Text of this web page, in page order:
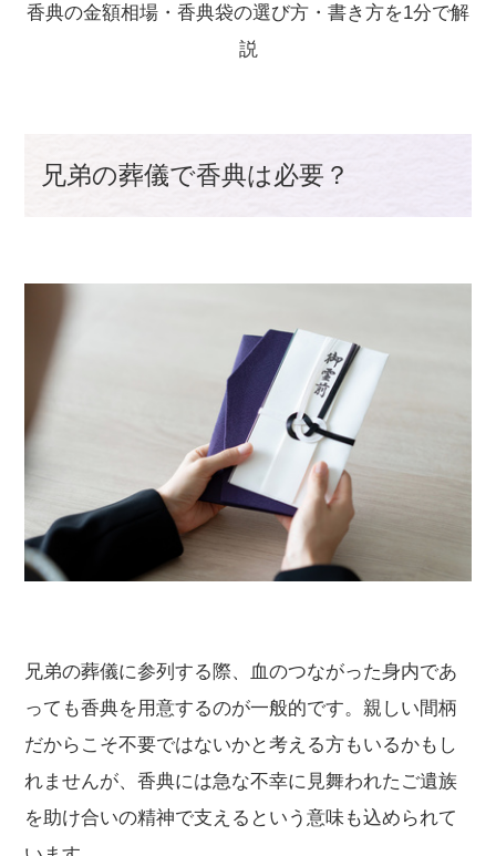
香典の金額相場・香典袋の選び方・書き方を1分で解
説
兄弟の葬儀で香典は必要？
兄弟の葬儀に参列する際、血のつながった身内であ
っても香典を用意するのが一般的です。親しい間柄
だからこそ不要ではないかと考える方もいるかもし
れませんが、香典には急な不幸に見舞われたご遺族
を助け合いの精神で支えるという意味も込められて